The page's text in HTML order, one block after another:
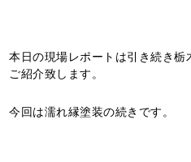
本日の現場レポートは引き続き
ご紹介致します。
今回は濡れ縁塗装の続きです。